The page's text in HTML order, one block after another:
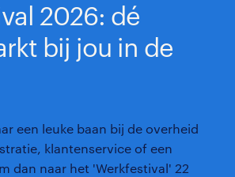
2026: dé
bij jou in de
een leuke baan bij de overheid
klantenservice of een
dan naar het 'Werkfestival' 22